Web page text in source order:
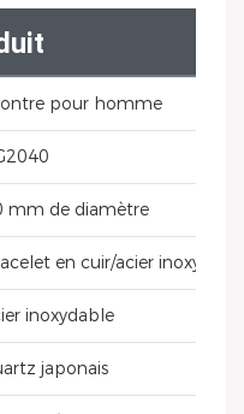
pour homme
mm de diamètre
en cuir/acier
inoxydable
japonais